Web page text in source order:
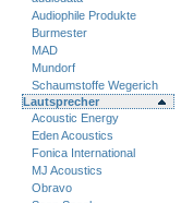
Audiophile Produkte
Burmester
MAD
Mundorf
Schaumstoffe Wegerich
Lautsprecher
Acoustic Energy
Eden Acoustics
Fonica International
MJ Acoustics
Obravo